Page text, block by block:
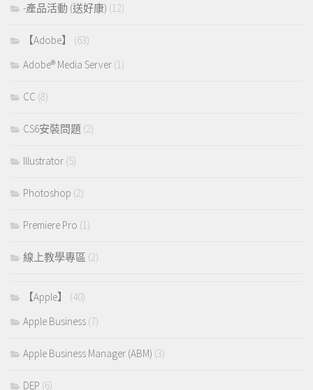
-產品活動 (送好康) (12)
【Adobe】
(63)
Adobe® Media Server (1)
CC (8)
CS6安裝問題 (2)
Illustrator (5)
Photoshop (2)
Premiere Pro (1)
線上教學專區 (2)
【Apple】
(40)
Apple Business (7)
Apple Business Manager (ABM) (3)
DEP (6)